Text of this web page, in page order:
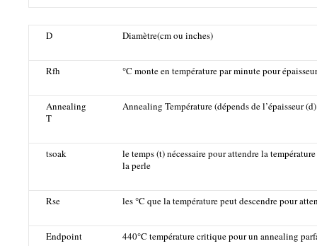
D Diamètre(cm ou inches)
Rfh °C monte en température par minute pour
Annealing
T
Annealing Température (dépends de l’épaisseur (d)
tsoak
le temps (t) nécessaire pour attendre la
la perle
Rse les °C que la température peut descendre pour
Endpoint 440°C température critique pour un annealing